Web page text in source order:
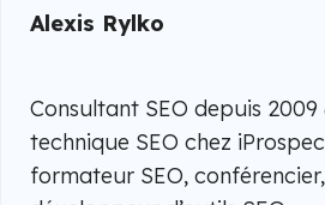
Alexis Rylko
Consultant SEO depuis
technique SEO chez
formateur SEO,